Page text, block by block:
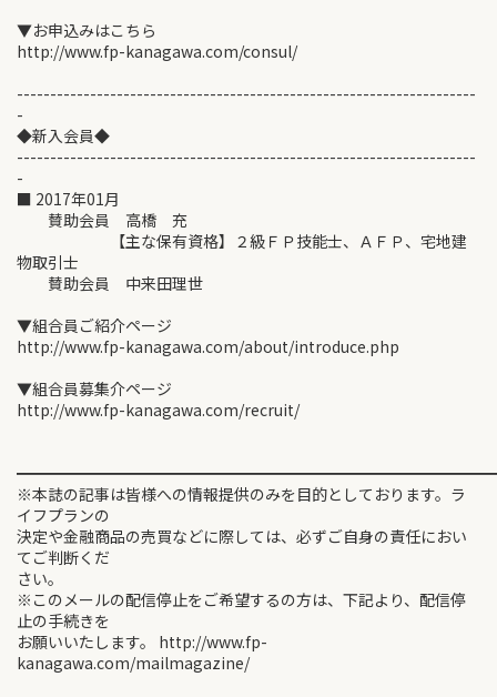
▼お申込みはこちら
http://www.fp-kanagawa.com/consul/
---------------------------------------------------------------------
-
◆新入会員◆
---------------------------------------------------------------------
-
■ 2017年01月
賛助会員 高橋 充
【主な保有資格】２級ＦＰ技能士、ＡＦＰ、宅地建
物取引士
賛助会員 中来田理世
▼組合員ご紹介ページ
http://www.fp-kanagawa.com/about/introduce.php
▼組合員募集介ページ
http://www.fp-kanagawa.com/recruit/
※本誌の記事は皆様への情報提供のみを目的としております。ラ
イフプランの
決定や金融商品の売買などに際しては、必ずご自身の責任におい
てご判断くだ
さい。
※このメールの配信停止をご希望するの方は、下記より、配信停
止の手続きを
お願いいたします。 http://www.fp-
kanagawa.com/mailmagazine/